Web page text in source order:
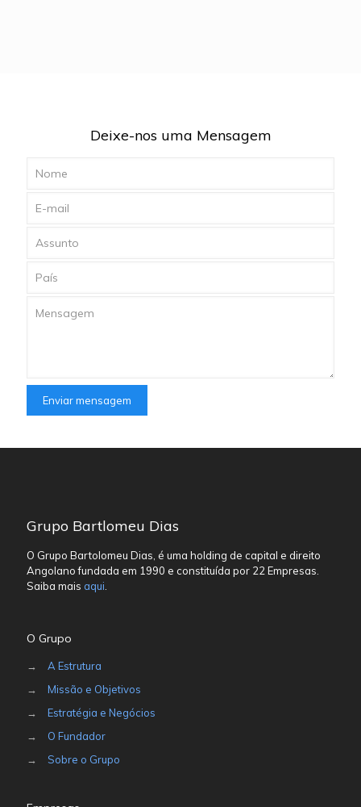
Deixe-nos uma Mensagem
Grupo Bartlomeu Dias
O Grupo Bartolomeu Dias, é uma holding de capital e direito
Angolano fundada em 1990 e constituída por 22 Empresas.
Saiba mais aqui
O Grupo
→
A Estrutura
→
Missão e Objetivos
→
Estratégia e Negócios
→
O Fundador
→
Sobre o Grupo